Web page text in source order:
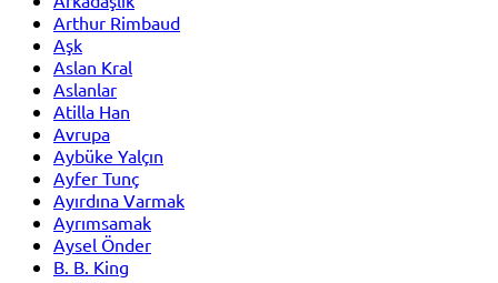
Arthur Rimbaud
Aşk
Aslan Kral
Aslanlar
Atilla Han
Avrupa
Aybüke Yalçın
Ayfer Tunç
Ayırdına Varmak
Ayrımsamak
Aysel Önder
B. B. King